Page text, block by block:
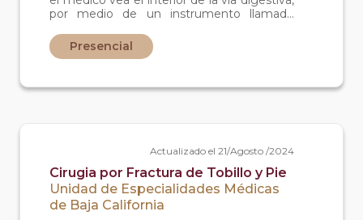
por medio de un instrumento llamado
diminuta unida a un tubo largo y delgado.
Presencial
Actualizado el 21/Agosto /2024
Cirugia por Fractura de Tobillo y Pie
Unidad de Especialidades Médicas
de Baja California